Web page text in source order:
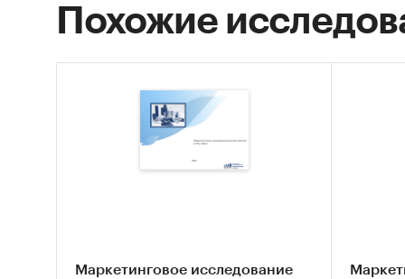
(в
Похожие
Маркетинговое исследование